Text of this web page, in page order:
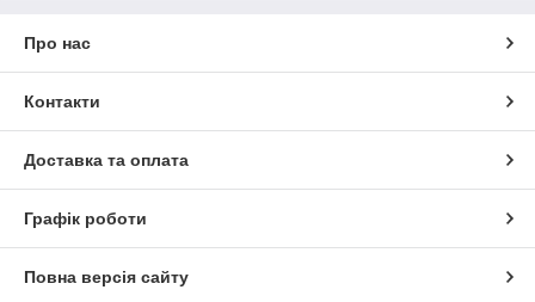
Про нас
Контакти
Доставка та оплата
Графік роботи
Повна версія сайту